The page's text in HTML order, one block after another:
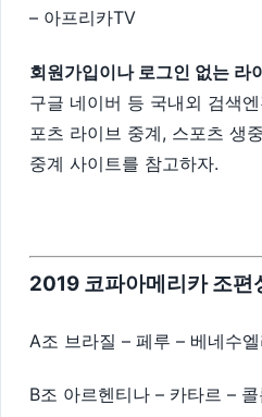
– 아프리카TV
회원가입이나 로그인 없는 라
구글 네이버 등 국내외 검색
포츠 라이브 중계, 스포츠 생
중계 사이트를 참고하자.
2019 코파아메리카 조편
A조 브라질 – 페루 – 베네수
B조 아르헨티나 – 카타르 –